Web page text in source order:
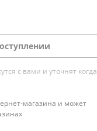
с вами и уточнят когда
магазина и может